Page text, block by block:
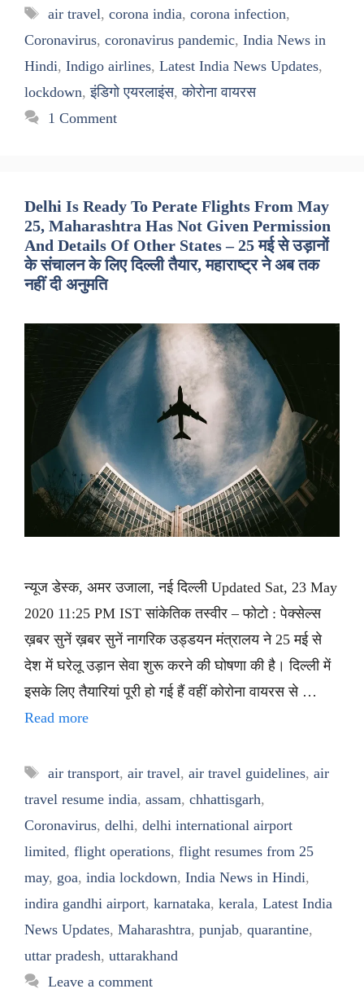
Tags
air travel, corona india, corona infection,
Coronavirus, coronavirus pandemic, India News in
Hindi, Indigo airlines, Latest India News Updates,
lockdown,इंडिगो एयरलाइंस,कोरोना वायरस
1 Comment
Delhi Is Ready To Perate Flights From May
25, Maharashtra Has Not Given Permission
And Details Of Other States – 25 मई से उड़ानों
के संचालन के लिए दिल्ली तैयार, महाराष्ट्र ने अब तक
नहीं दी अनुमति
न्यूज डेस्क, अमर उजाला, नई दिल्ली Updated Sat, 23 May
2020 11:25 PM IST सांकेतिक तस्वीर – फोटो : पेक्सेल्स
ख़बर सुनें ख़बर सुनें नागरिक उड्डयन मंत्रालय ने 25 मई से
देश में घरेलू उड़ान सेवा शुरू करने की घोषणा की है। दिल्ली में
इसके लिए तैयारियां पूरी हो गई हैं वहीं कोरोना वायरस से …
Read more
Tags
air transport, air travel, air travel guidelines, air
travel resume india, assam, chhattisgarh,
Coronavirus, delhi, delhi international airport
limited, flight operations, flight resumes from 25
may, goa, india lockdown, India News in Hindi,
indira gandhi airport, karnataka, kerala, Latest India
News Updates, Maharashtra, punjab, quarantine,
uttar pradesh, uttarakhand
Leave a comment